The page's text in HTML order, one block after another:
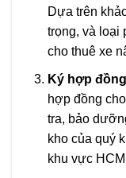
Dựa trên
trọng, và loại
cho thuê xe
Ký hợp
hợp đồng
tra, bảo
kho của quý
khu vực